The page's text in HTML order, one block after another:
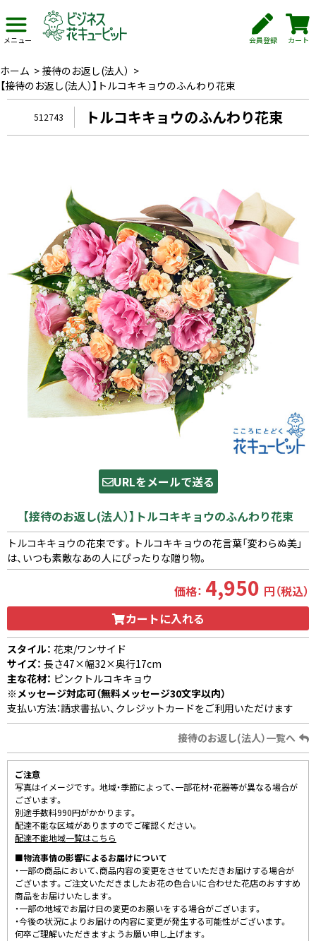
メニュー 会員登録 カート
ホーム > 接待のお返し(法人） >
【接待のお返し(法人）】トルコキキョウのふんわり花束
512743 トルコキキョウのふんわり花束
URLをメールで送る
【接待のお返し(法人）】トルコキキョウのふんわり花束
トルコキキョウの花束です。トルコキキョウの花言葉「変わらぬ美」
は、いつも素敵なあの人にぴったりな贈り物。
価格： 4,950 円（税込）
カートに入れる
スタイル： 花束/ワンサイド
サイズ： 長さ47×幅32×奥行17cm
主な花材： ピンクトルコキキョウ
※メッセージ対応可（無料メッセージ30文字以内）
支払い方法：請求書払い、クレジットカードをご利用いただけます
接待のお返し(法人）一覧へ
ご注意
写真はイメージです。 地域・季節によって、一部花材・花器等が異なる場合が
ございます。
別途手数料990円がかかります。
配達不能な区域がありますのでご確認ください。
配達不能地域一覧はこちら
■物流事情の影響によるお届けについて
・一部の商品において、商品内容の変更をさせていただきお届けする場合が
ございます。ご注文いただきましたお花の色合いに合わせた花店のおすすめ
商品をお届けいたします。
・一部の地域でお届け日の変更のお願いをする場合がございます。
・今後の状況によりお届けの内容に変更が発生する可能性がございます。
何卒ご理解いただきますようお願い申し上げます。